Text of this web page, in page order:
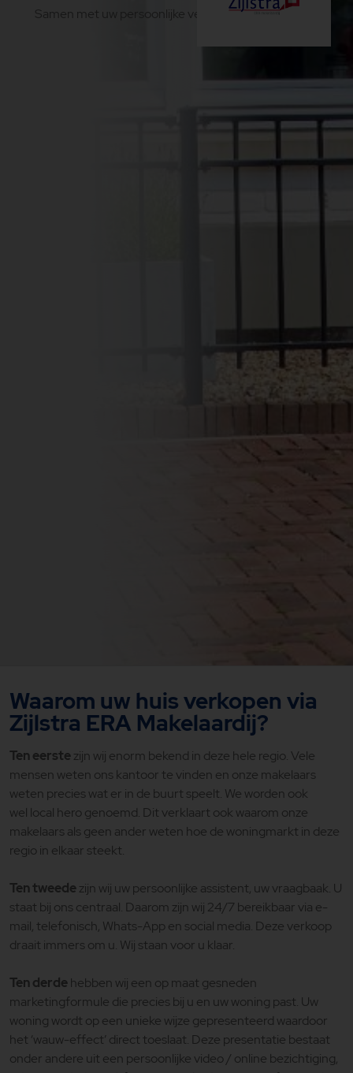
Samen met uw persoonlijke verkoopmakelaar!
Waarom uw huis verkopen via
Zijlstra ERA Makelaardij?
Ten eerstezijn wij enorm bekend in deze hele regio. Vele
mensen weten ons kantoor te vinden en onze makelaars
weten precies wat er in de buurt speelt. We worden ook
wel local hero genoemd. Dit verklaart ook waarom onze
makelaars als geen ander weten hoe de woningmarkt in deze
regio in elkaar steekt.
Ten tweedezijn wij uw persoonlijke assistent, uw vraagbaak. U
staat bij ons centraal. Daarom zijn wij 24/7 bereikbaar via e-
mail, telefonisch, Whats-App en social media. Deze verkoop
draait immers om u. Wij staan voor u klaar.
Ten derdehebben wij een op maat gesneden
marketingformule die precies bij u en uw woning past. Uw
woning wordt op een unieke wijze gepresenteerd waardoor
het ‘wauw-effect’ direct toeslaat. Deze presentatie bestaat
onder andere uit een persoonlijke video / online bezichtiging,